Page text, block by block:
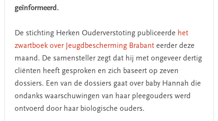
geïnformeerd.
De stichting Herken Ouderverstoting publiceerde het
zwartboek over Jeugdbescherming Brabanteerder deze
maand. De samensteller zegt dat hij met ongeveer dertig
cliënten heeft gesproken en zich baseert op zeven
dossiers. Een van de dossiers gaat over baby Hannah die
ondanks waarschuwingen van haar pleegouders werd
ontvoerd door haar biologische ouders.